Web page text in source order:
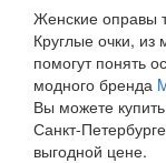
Женские оправы
Круглые очки, из
помогут понять
модного бренда
Вы можете
Санкт-
выгодной цене.